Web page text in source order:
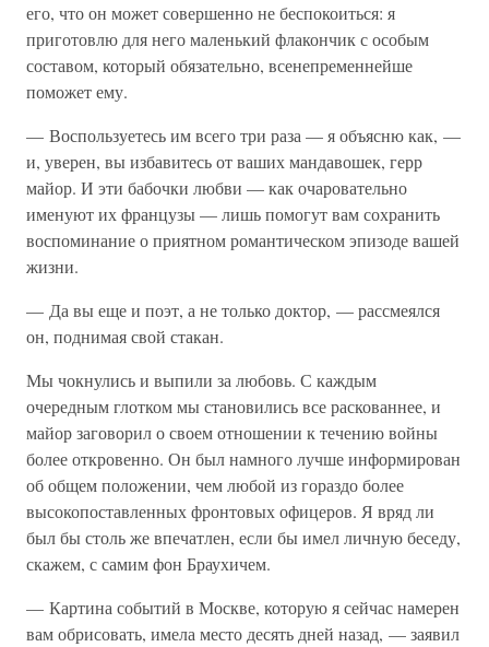
его, что он может совершенно не беспокоиться: я
приготовлю для него маленький флакончик с особым
составом, который обязательно, всенепременнейше
поможет ему.
— Воспользуетесь им всего три раза — я объясню как, —
и, уверен, вы избавитесь от ваших мандавошек, герр
майор. И эти бабочки любви — как очаровательно
именуют их французы — лишь помогут вам сохранить
воспоминание о приятном романтическом эпизоде вашей
жизни.
— Да вы еще и поэт, а не только доктор, — рассмеялся
он, поднимая свой стакан.
Мы чокнулись и выпили за любовь. С каждым
очередным глотком мы становились все раскованнее, и
майор заговорил о своем отношении к течению войны
более откровенно. Он был намного лучше информирован
об общем положении, чем любой из гораздо более
высокопоставленных фронтовых офицеров. Я вряд ли
был бы столь же впечатлен, если бы имел личную беседу,
скажем, с самим фон Браухичем.
— Картина событий в Москве, которую я сейчас намерен
вам обрисовать, имела место десять дней назад, — заявил